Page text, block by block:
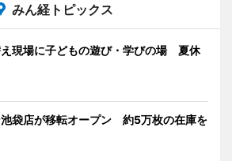
みん経トピックス
現場に子どもの遊び・学びの場 夏休
袋店が移転オープン 約5万枚の在庫を